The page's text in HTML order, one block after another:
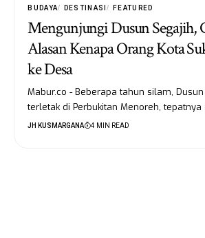
BUDAYA DESTINASI FEATURED
Mengunjungi Dusun Segajih,
Alasan Kenapa Orang Kota
ke Desa
Mabur.co - Beberapa tahun silam,
terletak di Perbukitan Menoreh,
JH KUSMARGANA 4 MIN READ